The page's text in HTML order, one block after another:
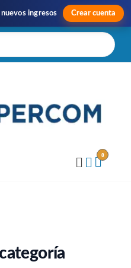
ingresos Crear cuenta
0